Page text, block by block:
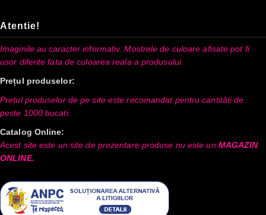
Atentie!
Imaginile au caracter informativ. Mostrele de culoare afisate pot fi
usor diferite fata de culoarea reala a produsului.
Prețul produselor:
Prețul produselor de pe site este recomandat pentru cantități de
peste 1000 bucati.
Catalog Online:
Acest site este un site de prezentare produse nu este un MAGAZIN
ONLINE.